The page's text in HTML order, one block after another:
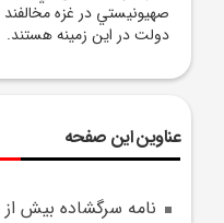
صهيونيستي در غزه
دولت در اين زمينه هستند.
عناوین این صفحه